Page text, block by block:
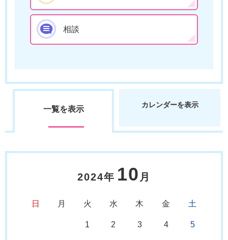
相談
一覧を表示 カレンダーを表示
2024年 10 月
日 月 火 水 木 金 土
1 2 3 4 5